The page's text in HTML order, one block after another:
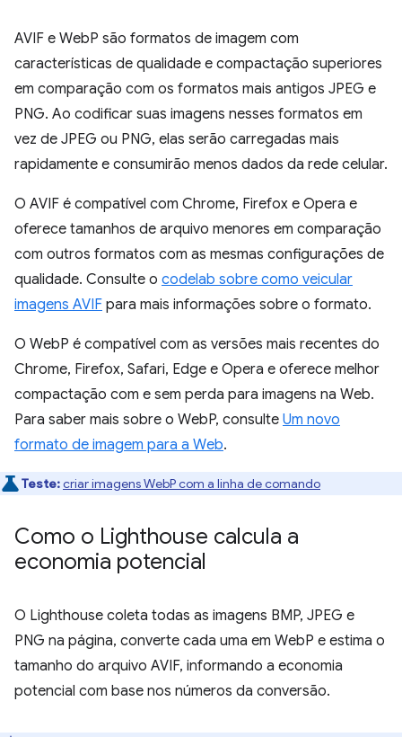
AVIF e WebP são formatos de imagem com
características de qualidade e compactação superiores
em comparação com os formatos mais antigos JPEG e
PNG. Ao codificar suas imagens nesses formatos em
vez de JPEG ou PNG, elas serão carregadas mais
rapidamente e consumirão menos dados da rede celular.
O AVIF é compatível com Chrome, Firefox e Opera e
oferece tamanhos de arquivo menores em comparação
com outros formatos com as mesmas configurações de
qualidade. Consulte o codelab sobre como veicular
imagens AVIF para mais informações sobre o formato.
O WebP é compatível com as versões mais recentes do
Chrome, Firefox, Safari, Edge e Opera e oferece melhor
compactação com e sem perda para imagens na Web.
Para saber mais sobre o WebP, consulte Um novo
formato de imagem para a Web.
Teste:criar imagens WebP com a linha de comando
Como o Lighthouse calcula a
economia potencial
O Lighthouse coleta todas as imagens BMP, JPEG e
PNG na página, converte cada uma em WebP e estima o
tamanho do arquivo AVIF, informando a economia
potencial com base nos números da conversão.